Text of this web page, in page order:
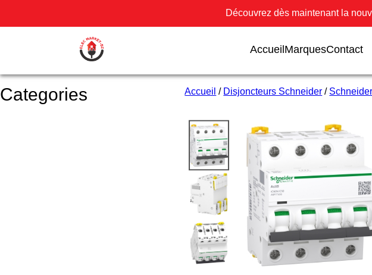
Découvrez dès maintenant la
Accueil MarquesContact
Categories Accueil / Disjoncteurs Schneider / Schneider